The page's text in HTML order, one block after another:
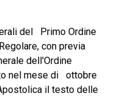
del Primo Ordine
con previa
dell'Ordine
nel mese di ottobre
il testo delle